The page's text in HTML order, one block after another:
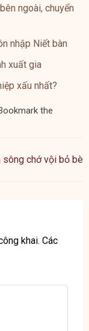
ngoài, chuyển
nhập Niết bàn
xuất gia
xấu nhất?
the
sông chớ vội bỏ bè
khai. Các